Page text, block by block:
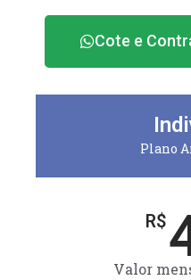
Cote e
Plano
R$
Valor